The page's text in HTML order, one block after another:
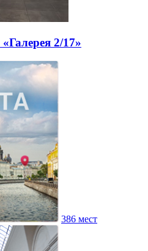
2/17»
386 мест